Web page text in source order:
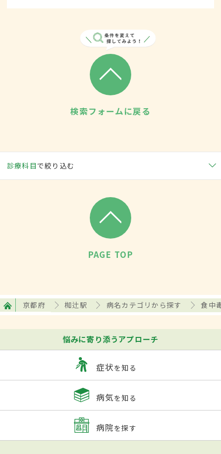
検索フォームに戻る
診療科目で絞り込む
PAGE TOP
京都府 椥辻駅 病名カテゴリから探す 食中
悩みに寄り添うアプローチ
症状を知る
病気を知る
病院を探す